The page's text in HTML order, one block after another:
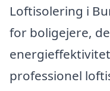
Loftisolering i
for boligejere,
professionel